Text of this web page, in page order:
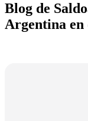
Blog de
Argentina en